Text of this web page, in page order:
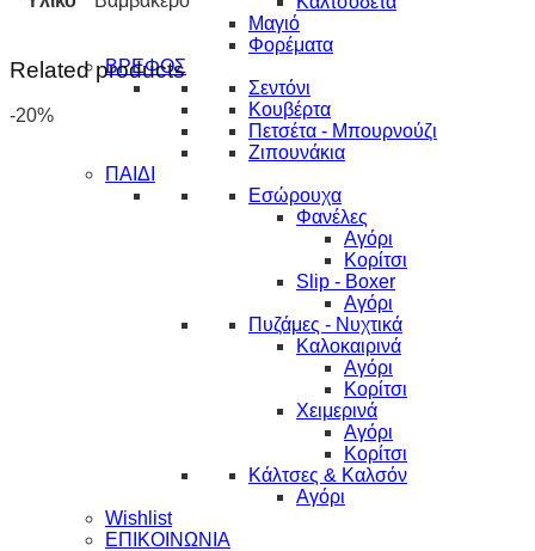
Μαγιό
Φορέματα
ΒΡΕΦΟΣ
Σεντόνι
Κουβέρτα
Πετσέτα - Μπουρνούζι
Ζιπουνάκια
ΠΑΙΔΙ
Εσώρουχα
Φανέλες
Αγόρι
Κορίτσι
Slip - Boxer
Αγόρι
Πυζάμες - Νυχτικά
Καλοκαιρινά
Αγόρι
Κορίτσι
Χειμερινά
Αγόρι
Κορίτσι
Κάλτσες & Καλσόν
Αγόρι
Wishlist
ΕΠΙΚΟΙΝΩΝΙΑ
Related products
-20%